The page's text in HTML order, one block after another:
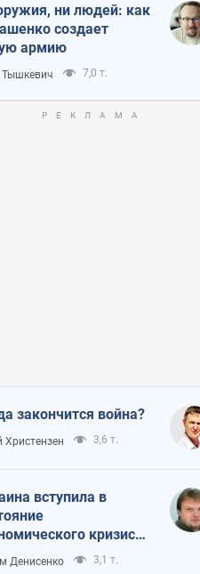
ни людей: как
создает
армию
Тышкевич 7,0 т.
закончится война?
Христензен 3,6 т.
вступила в
кризиса.
ли свет в конце
Денисенко 3,1 т.